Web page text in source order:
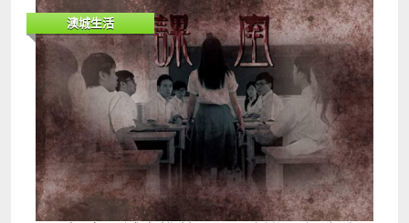
4.你對澳門的認識？ 我最喜歡澳門的食物，包括葡撻、
豬扒飽、奶撻都非常美味。 推介三首喜愛的歌曲 1.投
降ｰ馬嘉均 由編曲部分、acoustic非常細緻、能帶動全
首歌的情感表達 2.倔強ｰ五月天 一種很有能量的支持、
給人不要放棄的正面態度 3.lost staradam levine 如電
影一樣、年齡永遠不是藉口、努力就會最終得到成功
後十幾年的時間裡，他們不斷地重遇、戀愛、分手，各
自也有不同的感情故事。到最後，終於意識到對方才是
自己的真愛，毅然排除一切障礙，走在一起
hellip;hellip;劇情融合20多首代表著不同年代的粵語流
行金曲，例如盧巧音的《好心分手》、王菲的《暗
湧》、張學友的《遙遠的她》、林子祥的《這一個夜》
等，配合澳門歌手鄭少華現場伴奏及參與演出，由港澳
專業演員李俊傑、麥智鈞、林可嘉載歌載舞，深情演
繹。 導演：彭鎮南 聯合監製：姚潤敏、李俊傑 製作經
理：莫賦斌、梁順裕佈景設計：溫俊詩 燈光設計：鄺雅
麗 音響設計：陳冠宏 平面設計﹕ Zeke Li 宣傳及票
澳城生活